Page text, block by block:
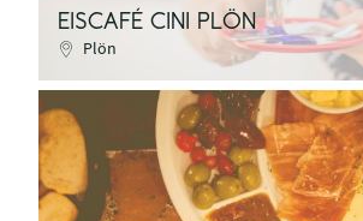
EISCAFÉ CINI PLÖN
Plön